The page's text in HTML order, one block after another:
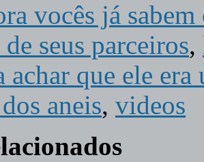
vocês já
de seus parceiros,
achar que ele
aneis, videos